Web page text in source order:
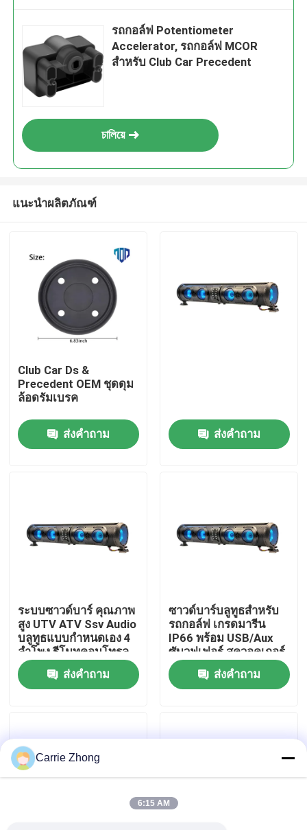
ควบคุมคุณภาพ
ติดต่อเรา
ข่าว
กระจกมองข้างรถกอล์ฟ
ผ้าคลุมรถกอล์ฟ
รถกอล์ฟ Potentiometer
Accelerator, รถกอล์ฟ MCOR
สำหรับ Club Car Precedent
চালিয়ে
แนะนำผลิตภัณฑ์
Club Car Ds &
Precedent OEM ชุดดุม
ล้อดรัมเบรค
ส่งคำถาม ส่งคำถาม
ระบบซาวด์บาร์ คุณภาพ
สูง UTV ATV Ssv Audio
บลูทูธแบบกำหนดเอง 4
ลำโพง รีโมทคอนโทรล
กันน้ำ IP66 USB
ส่งคำถาม
ซาวด์บาร์บลูทูธสำหรับ
รถกอล์ฟ เกรดมารีน
IP66 พร้อม USB/Aux
ซับวูฟเฟอร์ สควอคเกอร์
ทวีตเตอร์
ส่งคำถาม
Carrie Zhong
6:15 AM